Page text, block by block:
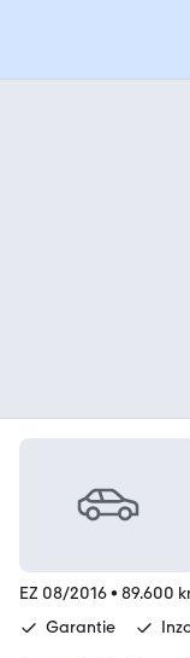
EZ 08/2016• 89.600
Garantie